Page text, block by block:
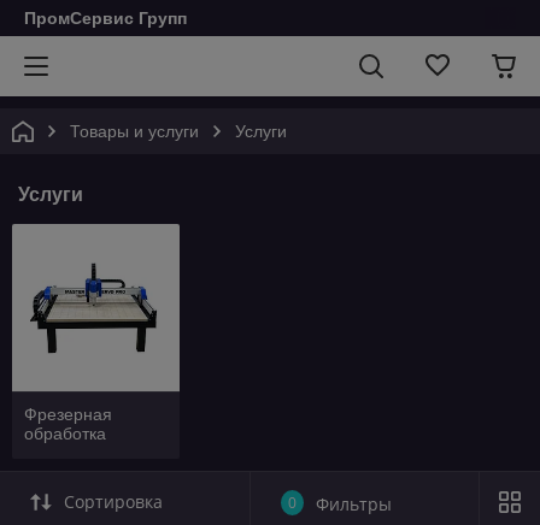
ПромСервис Групп
Товары и услуги Услуги
Услуги
Фрезерная
обработка
Сортировка 0 Фильтры